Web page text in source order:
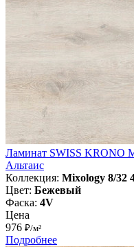
Ламинат SWISS KRONO
Альтаис
Коллекция: Mixology 8/32
Цвет: Бежевый
Фаска: 4V
Цена
976 ₽/м²
Подробнее